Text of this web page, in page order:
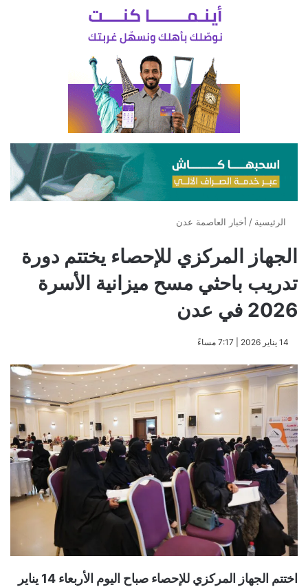
الرئيسية / أخبار العاصمة عدن
الجهاز المركزي للإحصاء يختتم دورة
تدريب باحثي مسح ميزانية الأسرة
2026 في عدن
​14 يناير 2026 | 7:17 مساءً
اختتم الجهاز المركزي للإحصاء صباح اليوم الأربعاء 14 يناير